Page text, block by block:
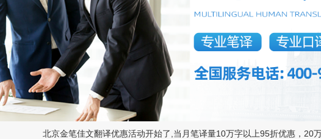
北京金笔佳文翻译优惠活动开始了,当月笔译量10万字以上95折优惠，20万字以上